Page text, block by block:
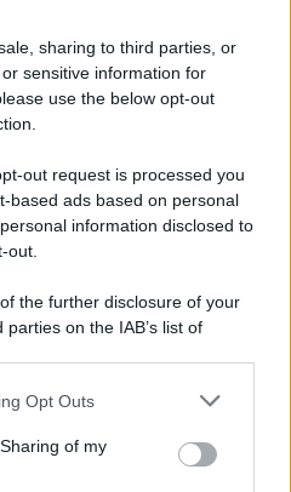
sharing to third parties, or
sensitive information for
use the below opt-out
out request is processed you
based ads based on personal
information disclosed to
out.
the further disclosure of your
on the IAB’s list of
disclosed by us to third parties
Opt Outs
of my
04827280654 - Testata
Inferiore N. 8/2020 - RG N.
– ISCRITTA ALL’ANSO
STAMPA ONLINE)
PRIVACY